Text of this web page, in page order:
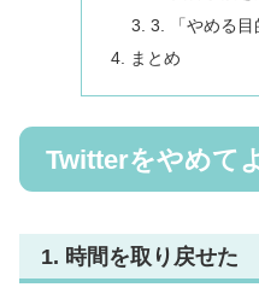
3. 「やめる目
まとめ
Twitterをやめて
1. 時間を取り戻せた